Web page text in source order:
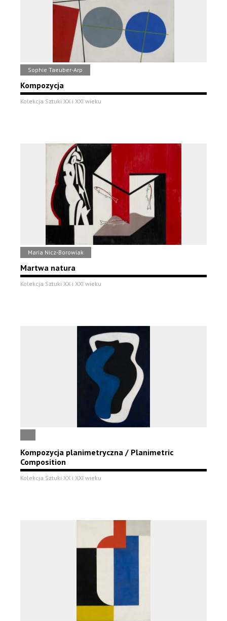
Sophie Taeuber-Arp
Kompozycja
Kolekcja Sztuki XX i XXI wieku
Maria Nicz-Borowiak
Martwa natura
Kolekcja Sztuki XX i XXI wieku
Kompozycja planimetryczna / Planimetric
Composition
Kolekcja Sztuki XX i XXI wieku